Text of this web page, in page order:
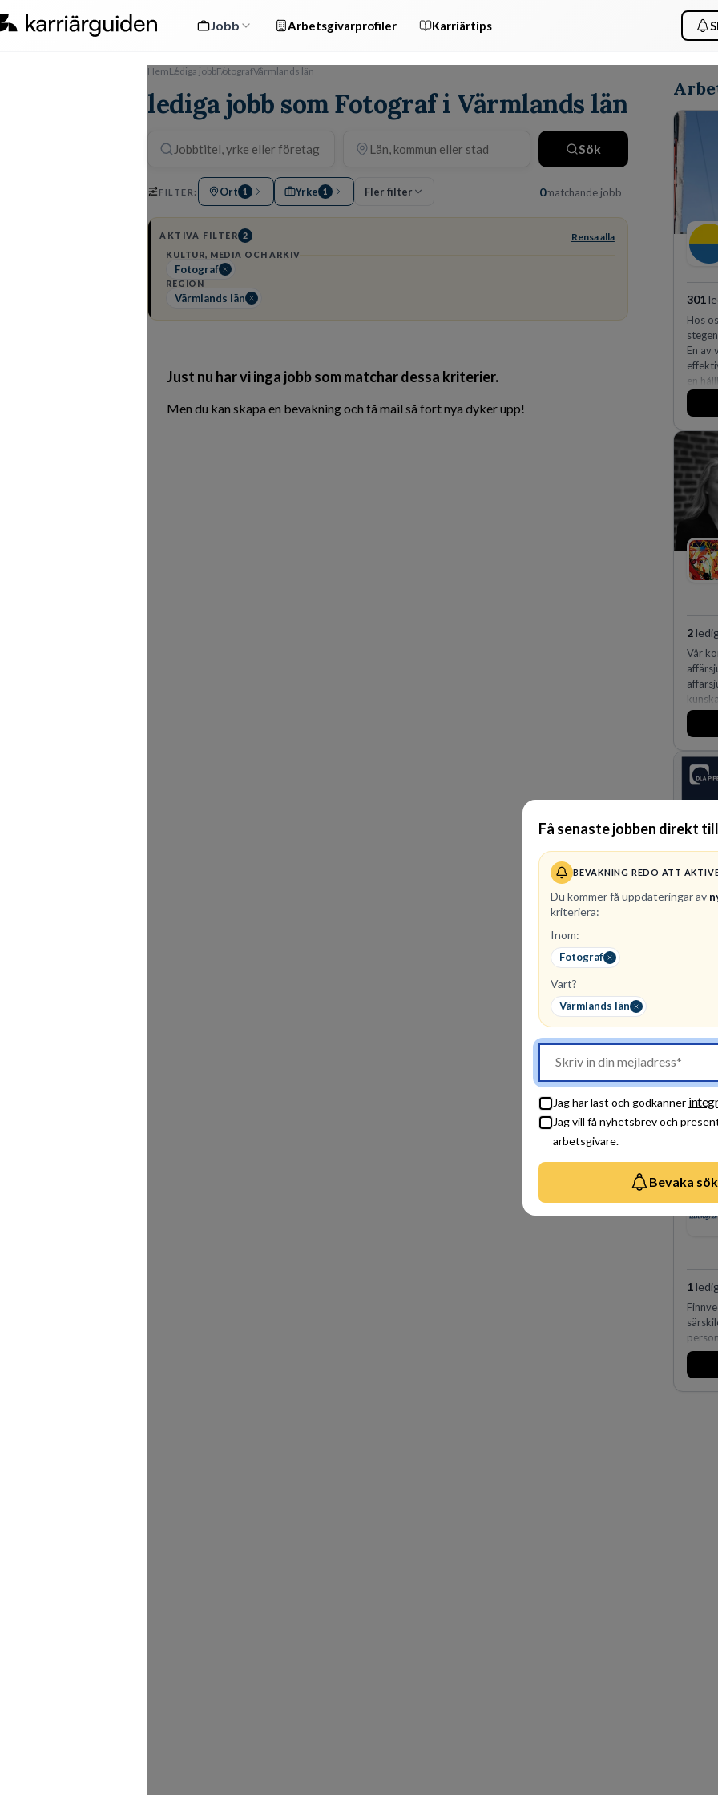
Jobb Arbetsgivarprofiler Karriärtips
Få senaste jobben direkt
BEVAKNING REDO ATT
Du kommer få uppdateringar av
kriteriera:
Inom:
Fotograf
Vart?
Värmlands län
Jag har läst och godkänner
Jag vill få nyhetsbrev och
arbetsgivare.
Bevaka
HemLediga jobbFotografVärmlands län
lediga jobb som Fotograf i Värmlands län
Sök
FILTER: Ort 1 Yrke 1 Fler filter 0matchande jobb
AKTIVA FILTER 2 Rensa alla
KULTUR, MEDIA OCH ARKIV
Fotograf
REGION
Värmlands län
Just nu har vi inga jobb som matchar dessa kriterier.
Men du kan skapa en bevakning och få mail så fort nya dyker upp!
301
Hos
En av
en
fler
2
Vår
DLA
och
fler
på
1
man
orter